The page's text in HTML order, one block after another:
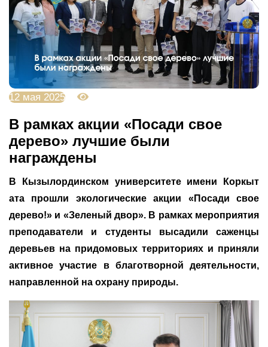
12 мая 2025
В рамках акции «Посади свое
дерево» лучшие были
награждены
В Кызылординском университете имени Коркыт
ата прошли экологические акции «Посади свое
дерево!» и «Зеленый двор». В рамках мероприятия
преподаватели и студенты высадили саженцы
деревьев на придомовых территориях и приняли
активное участие в благотворной деятельности,
направленной на охрану природы.